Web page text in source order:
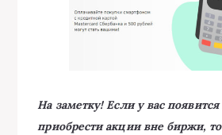
На заметку! Если у вас
приобрести акции вне биржи, то